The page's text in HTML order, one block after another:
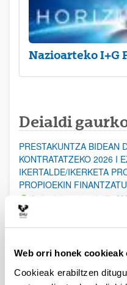
Web orri honek
Cookieak erabiltzen
Nazioarteko I+G
Deialdi
PRESTAKUNTZA BIDEAN
KONTRATATZEKO 2026 I
IKERTALDE/IKERKETA
PROPIOEKIN
Aurkezteko epea zabalik:
erosi eta berritzeko
Izapide irekia